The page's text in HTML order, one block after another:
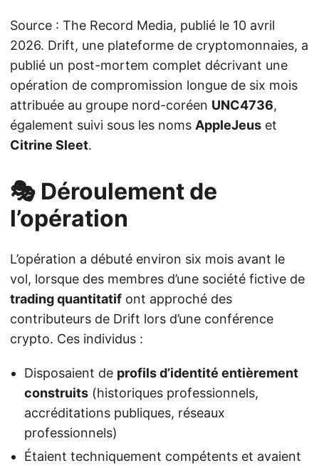
Source : The Record Media, publié le 10 avril
2026. Drift, une plateforme de cryptomonnaies, a
publié un post-mortem complet décrivant une
opération de compromission longue de six mois
attribuée au groupe nord-coréen UNC4736,
également suivi sous les noms AppleJeus et
Citrine Sleet.
🎭 Déroulement de
l’opération
L’opération a débuté environ six mois avant le
vol, lorsque des membres d’une société fictive de
trading quantitatif ont approché des
contributeurs de Drift lors d’une conférence
crypto. Ces individus :
Disposaient de profils d’identité entièrement
construits (historiques professionnels,
accréditations publiques, réseaux
professionnels)
Étaient techniquement compétents et avaient